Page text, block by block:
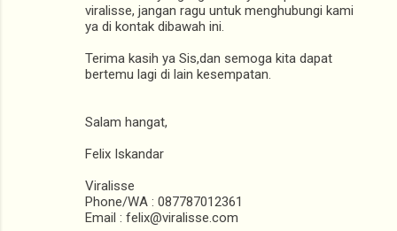
viralisse, jangan ragu untuk menghubungi kami
ya di kontak dibawah ini.
Terima kasih ya Sis,dan semoga kita dapat
bertemu lagi di lain kesempatan.
Salam hangat,
Felix Iskandar
Viralisse
Phone/WA : 087787012361
Email : felix@viralisse.com